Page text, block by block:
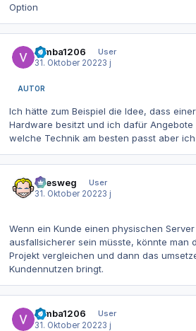
Option
Simba1206
User
31. Oktober 20223 j
AUTOR
Ich hätte zum Beispiel die Idee, dass
Hardware besitzt und ich dafür
welche Technik am besten passt aber
allesweg
User
31. Oktober 20223 j
Wenn ein Kunde einen physischen
ausfallsicherer sein müsste, könnte man
Projekt vergleichen und dann das
Kundennutzen bringt.
Simba1206
User
31. Oktober 20223 j